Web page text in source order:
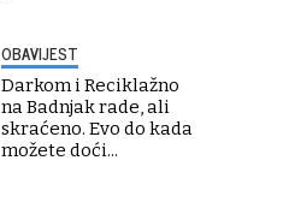
OBAVIJEST
Darkom i Reciklažno
na Badnjak rade, ali
skraćeno. Evo do kada
možete doći...